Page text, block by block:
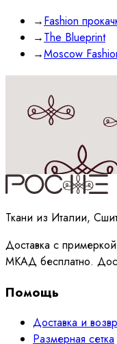
→Fashion
→The Blueprint
→Moscow
Принимаю
Ткани из Италии,
Доставка с
МКАД бесплатно.
Помощь
Доставка и
Размерная сетка